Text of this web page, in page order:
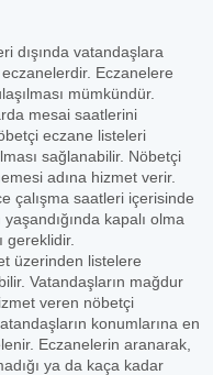
dışında vatandaşlara
Eczanelere
mümkündür.
mesai saatlerini
eczane listeleri
sağlanabilir. Nöbetçi
adına hizmet verir.
çalışma saatleri içerisinde
kapalı olma
gereklidir.
üzerinden listelere
Vatandaşların mağdur
veren nöbetçi
konumlarına en
Eczanelerin aranarak,
ya da kaça kadar